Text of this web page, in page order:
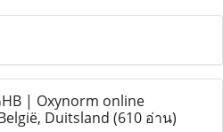
| Oxynorm online
Duitsland (610 อ่าน)